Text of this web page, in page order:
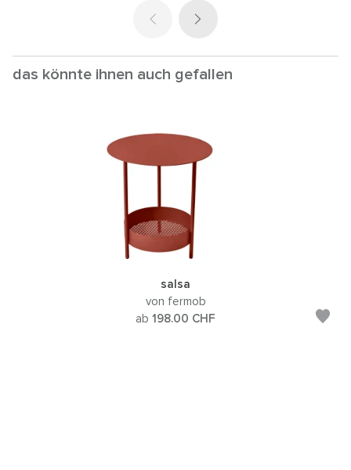
das könnte ihnen auch gefallen
salsa
von fermob
ab 198.00 CHF